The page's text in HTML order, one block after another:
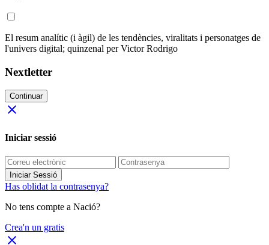
El resum analític (i àgil) de les tendències, viralitats i personatges de
l'univers digital; quinzenal per Victor Rodrigo
Nextletter
Continuar
close
Iniciar sessió
Iniciar Sessió
Has oblidat la contrasenya?
No tens compte a Nació?
Crea'n un gratis
close